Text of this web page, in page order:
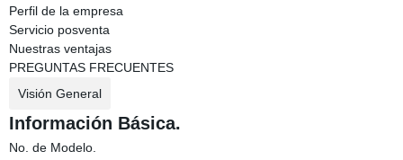
Perfil de la empresa
Servicio posventa
Nuestras ventajas
PREGUNTAS FRECUENTES
Visión General
Información Básica.
No. de Modelo.